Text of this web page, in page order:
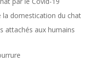
la domestication du chat
attachés aux humains